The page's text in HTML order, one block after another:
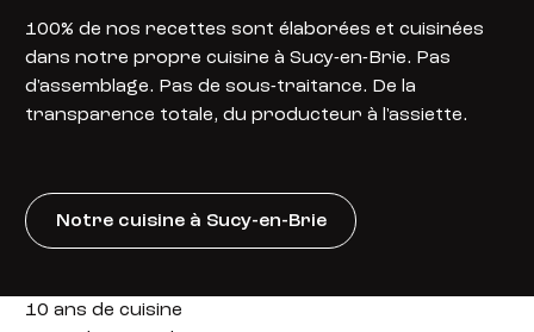
100% de nos recettes sont élaborées et cuisinées
dans notre propre cuisine à Sucy-en-Brie. Pas
d'assemblage. Pas de sous-traitance. De la
transparence totale, du producteur à l'assiette.
Notre cuisine à Sucy-en-Brie
10 ans de cuisine